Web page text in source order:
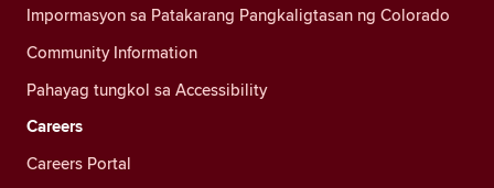
Impormasyon sa Patakarang Pangkaligtasan ng Colorado
Community Information
Pahayag tungkol sa Accessibility
Careers
Careers Portal